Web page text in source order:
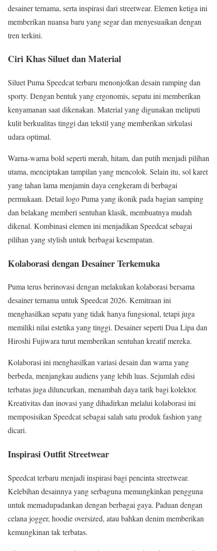
desainer ternama, serta inspirasi dari streetwear. Elemen ketiga ini
memberikan nuansa baru yang segar dan menyesuaikan dengan
tren terkini.
Ciri Khas Siluet dan Material
Siluet Puma Speedcat terbaru menonjolkan desain ramping dan
sporty. Dengan bentuk yang ergonomis, sepatu ini memberikan
kenyamanan saat dikenakan. Material yang digunakan meliputi
kulit berkualitas tinggi dan tekstil yang memberikan sirkulasi
udara optimal.
Warna-warna bold seperti merah, hitam, dan putih menjadi pilihan
utama, menciptakan tampilan yang mencolok. Selain itu, sol karet
yang tahan lama menjamin daya cengkeram di berbagai
permukaan. Detail logo Puma yang ikonik pada bagian samping
dan belakang memberi sentuhan klasik, membuatnya mudah
dikenal. Kombinasi elemen ini menjadikan Speedcat sebagai
pilihan yang stylish untuk berbagai kesempatan.
Kolaborasi dengan Desainer Terkemuka
Puma terus berinovasi dengan melakukan kolaborasi bersama
desainer ternama untuk Speedcat 2026. Kemitraan ini
menghasilkan sepatu yang tidak hanya fungsional, tetapi juga
memiliki nilai estetika yang tinggi. Desainer seperti Dua Lipa dan
Hiroshi Fujiwara turut memberikan sentuhan kreatif mereka.
Kolaborasi ini menghasilkan variasi desain dan warna yang
berbeda, menjangkau audiens yang lebih luas. Sejumlah edisi
terbatas juga diluncurkan, menambah daya tarik bagi kolektor.
Kreativitas dan inovasi yang dihadirkan melalui kolaborasi ini
memposisikan Speedcat sebagai salah satu produk fashion yang
dicari.
Inspirasi Outfit Streetwear
Speedcat terbaru menjadi inspirasi bagi pencinta streetwear.
Kelebihan desainnya yang serbaguna memungkinkan pengguna
untuk memadupadankan dengan berbagai gaya. Paduan dengan
celana jogger, hoodie oversized, atau bahkan denim memberikan
kemungkinan tak terbatas.